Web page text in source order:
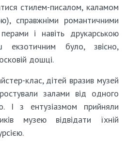
стилем-писалом, каламом
справжніми романтичними
і навіть друкарською
екзотичним було, звісно,
дошці.
клас, дітей вразив музей
залами від одного
І з ентузіазмом прийняли
музею відвідати їхній